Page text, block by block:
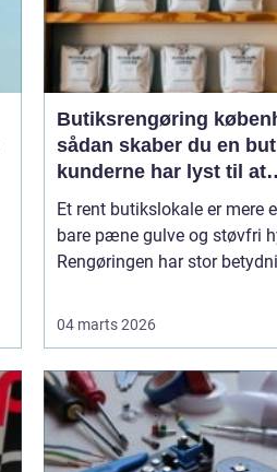
Butiksrengøring
sådan skaber du en
kunderne har lyst til at
komme tilbage til
Et rent butikslokale er mere
bare pæne gulve og støvfri
Rengøringen har stor
04 marts 2026